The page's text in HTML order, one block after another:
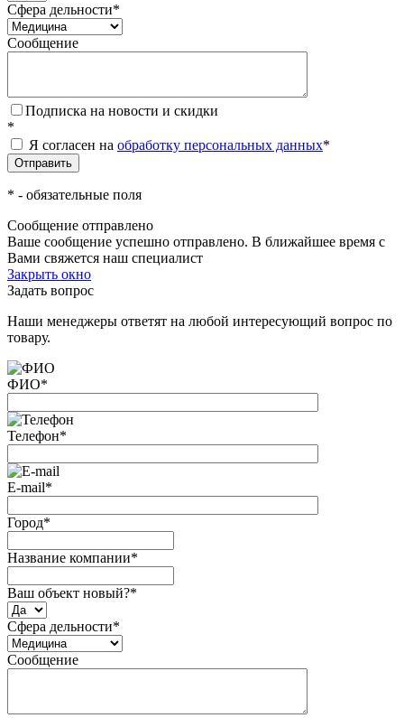
Сфера дельности*
Сообщение
Подписка на новости и скидки
*
Я согласен на обработку персональных данных*
* - обязательные поля
Сообщение отправлено
Ваше сообщение успешно отправлено. В ближайшее время с
Вами свяжется наш специалист
Закрыть окно
Задать вопрос
Наши менеджеры ответят на любой интересующий вопрос по
товару.
ФИО*
Телефон*
E-mail*
Город*
Название компании*
Ваш объект новый?*
Сфера дельности*
Сообщение